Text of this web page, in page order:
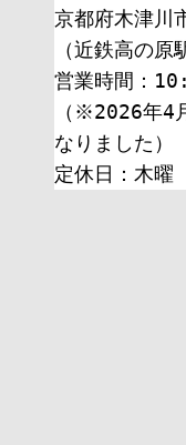
京都府木津川
（近鉄高の原
営業時間：
（※2026年4
なりました）
定休日：木曜